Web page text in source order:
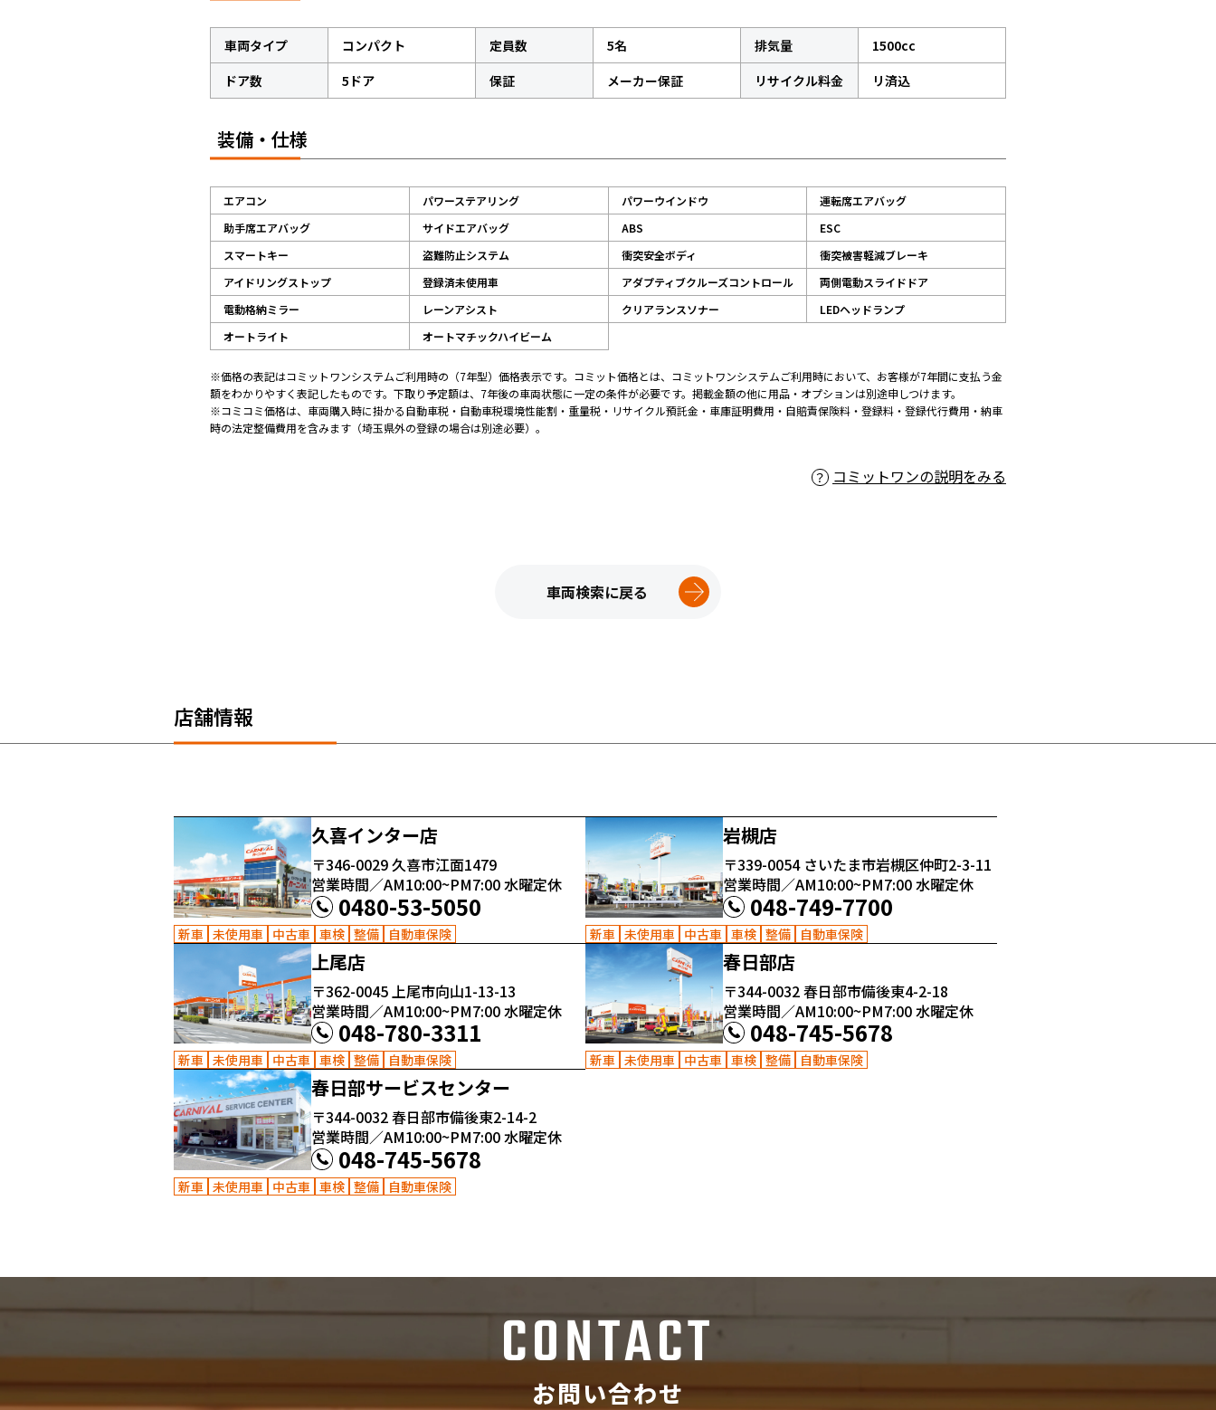
車両タイプ コンパクト 定員数 5名 排気量
1500cc
ドア数
5ドア 保証 メーカー保証 リサイクル料金 リ済込
装備・仕様
エアコン パワーステアリング パワーウインドウ
運転席エアバッグ
助手席エアバッグ
サイドエアバッグ ABS
ESC
スマートキー
盗難防止システム 衝突安全ボディ
衝突被害軽減ブレーキ
アイドリングストップ
登録済未使用車 アダプティブクルーズコントロール
両側電動スライドドア
電動格納ミラー
レーンアシスト クリアランスソナー
LEDヘッドランプ
オートライト
オートマチックハイビーム
※価格の表記はコミットワンシステムご利用時の（7年型）価格表示です。コミット価格とは、コミットワンシステムご利用時において、お客様が7年間に支払う金
額をわかりやすく表記したものです。下取り予定額は、7年後の車両状態に一定の条件が必要です。掲載金額の他に用品・オプションは別途申しつけます。
※コミコミ価格は、車両購入時に掛かる自動車税・自動車税環境性能割・重量税・リサイクル預託金・車庫証明費用・自賠責保険料・登録料・登録代行費用・納車
時の法定整備費用を含みます（埼玉県外の登録の場合は別途必要）。
コミットワンの説明をみる
車両検索に戻る
店舗情報
久喜インター店
〒346-0029久喜市江面1479
営業時間／AM10:00~PM7:00水曜定休
0480-53-5050
新車 未使用車 中古車 車検 整備 自動車保険
岩槻店
〒339-0054 さいたま市岩槻区仲町2-3-11
営業時間／AM10:00~PM7:00水曜定休
048-749-7700
新車 未使用車 中古車 車検 整備 自動車保険
上尾店
〒362-0045 上尾市向山1-13-13
営業時間／AM10:00~PM7:00水曜定休
048-780-3311
新車 未使用車 中古車 車検 整備 自動車保険
春日部店
〒344-0032春日部市備後東4-2-18
営業時間／AM10:00~PM7:00水曜定休
048-745-5678
新車 未使用車 中古車 車検 整備 自動車保険
春日部サービスセンター
〒344-0032春日部市備後東2-14-2
営業時間／AM10:00~PM7:00水曜定休
048-745-5678
新車 未使用車 中古車 車検 整備 自動車保険
CONTACT
お問い合わせ